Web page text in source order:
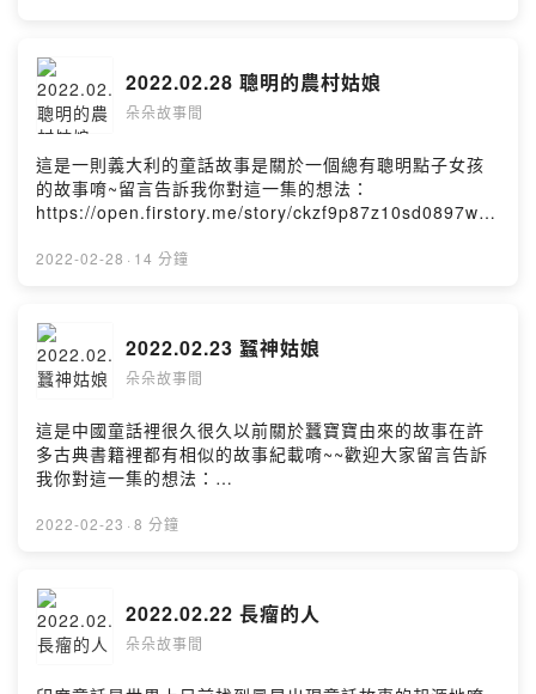
2022.02.28 聰明的農村姑娘
朵朵故事間
這是一則義大利的童話故事是關於一個總有聰明點子女孩
的故事唷~留言告訴我你對這一集的想法：
https://open.firstory.me/story/ckzf9p87z10sd0897wn9
2022-02-28 · 14 分鐘
2022.02.23 蠶神姑娘
朵朵故事間
這是中國童話裡很久很久以前關於蠶寶寶由來的故事在許
多古典書籍裡都有相似的故事紀載唷~~歡迎大家留言告訴
我你對這一集的想法：
qsce?m=comment好讓故事可以更有趣~~Powered by
2022-02-23 · 8 分鐘
2022.02.22 長瘤的人
朵朵故事間